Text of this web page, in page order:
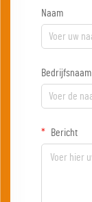
Naam
Bedrijfsnaam
Bericht